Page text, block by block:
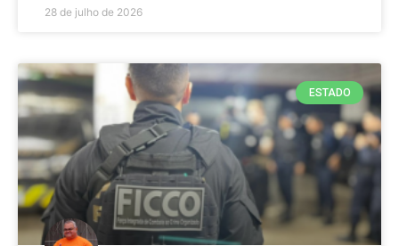
28 de julho de 2026
ESTADO